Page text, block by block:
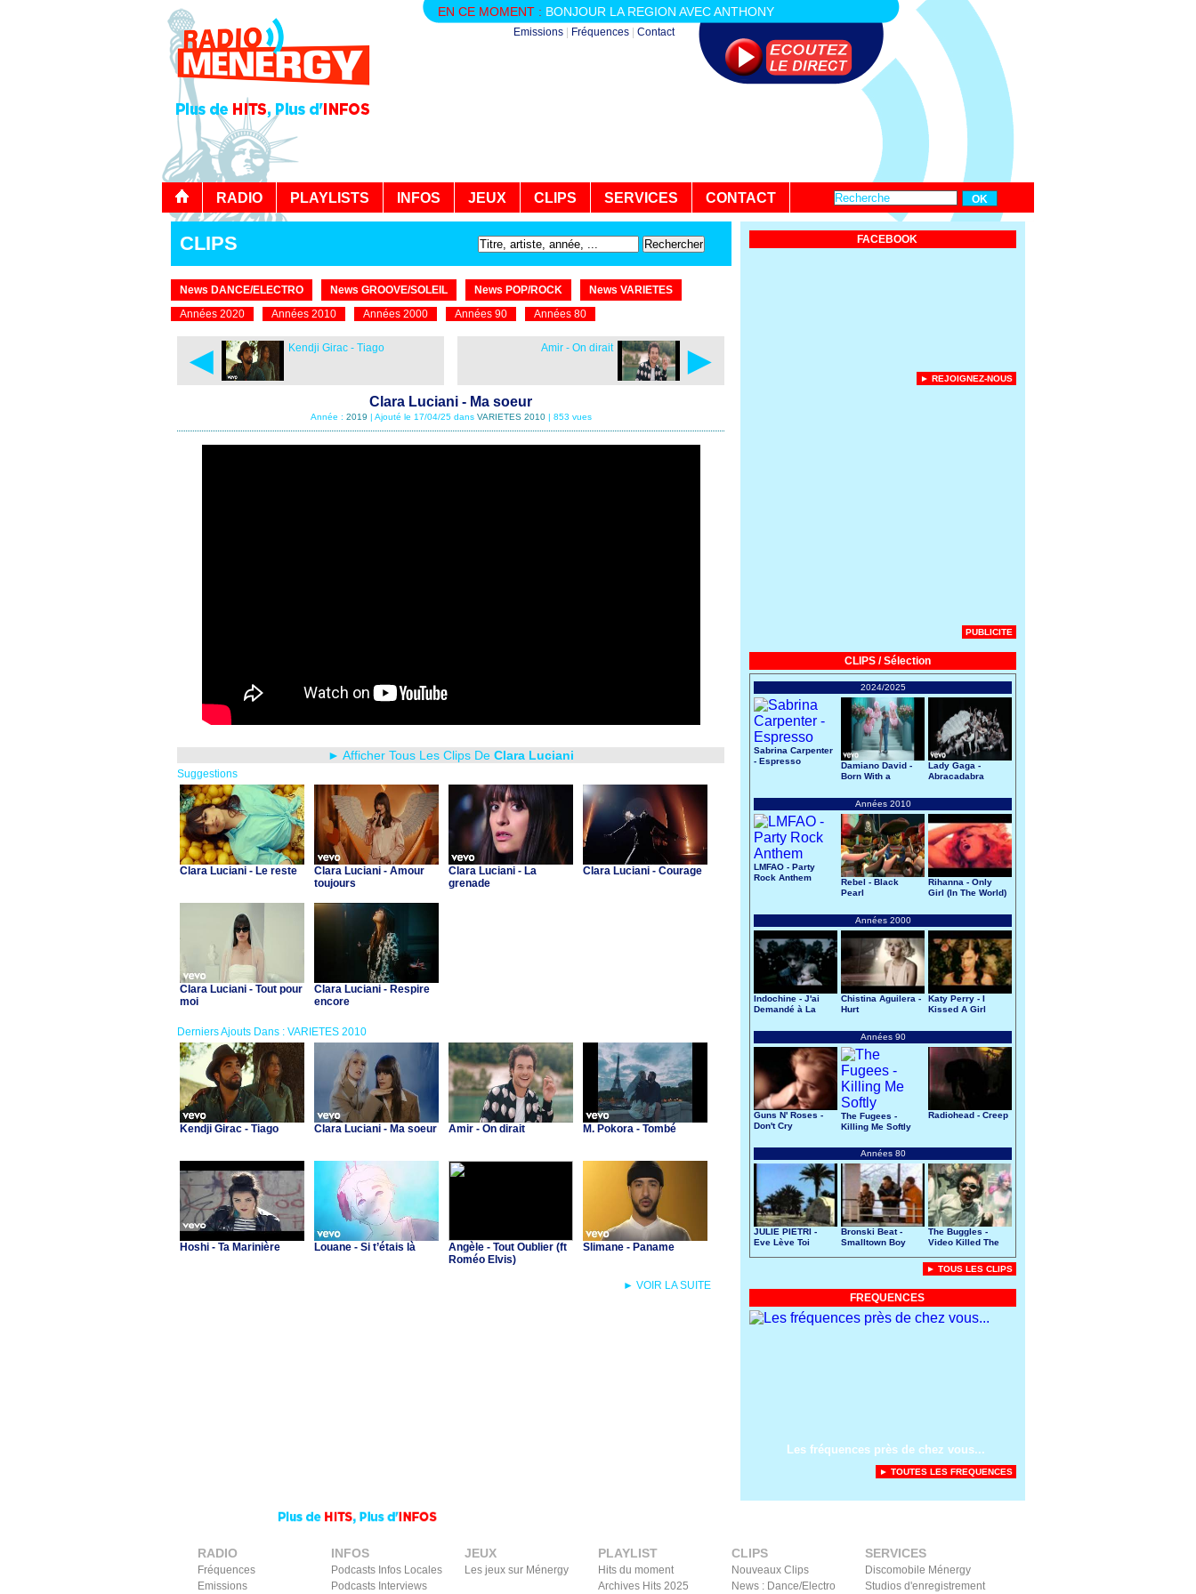
EN CE MOMENT : BONJOUR LA REGION AVEC ANTHONY
Emissions Fréquences Contact
RADIO PLAYLISTS INFOS JEUX CLIPS SERVICES CONTACT
CLIPS
News DANCE/ELECTRO News GROOVE/SOLEIL News POP/ROCK
News VARIETES
Années 2020
Années 2010 Années 2000 Années 90 Années 80
◄ Kendji Girac - Tiago ►
Amir - On dirait
Clara Luciani - Ma soeur
Année : 2019 | Ajouté le 17/04/25 dans VARIETES 2010| 853 vues
► Afficher Tous Les Clips De Clara Luciani
Suggestions
Clara Luciani - Le reste
Clara Luciani - Amour
toujours
Clara Luciani - La
grenade
Clara Luciani - Courage
Clara Luciani - Tout pour
moi
Clara Luciani - Respire
encore
Derniers Ajouts Dans : VARIETES 2010
Kendji Girac - Tiago Clara Luciani - Ma soeur Amir - On dirait M. Pokora - Tombé
Hoshi - Ta Marinière Louane - Si t’étais là
Angèle - Tout Oublier (ft
Roméo Elvis)
Slimane - Paname
► VOIR LA SUITE
FACEBOOK
► REJOIGNEZ-NOUS
PUBLICITE
CLIPS / Sélection
2024/2025
Sabrina Carpenter
- Espresso
Damiano David -
Born With a
Lady Gaga -
Abracadabra
Années 2010
LMFAO - Party
Rock Anthem
Rebel - Black
Pearl
Rihanna - Only
Girl (In The World)
Années 2000
Indochine - J'ai
Demandé à La
Chistina Aguilera -
Hurt
Katy Perry - I
Kissed A Girl
Années 90
Guns N' Roses -
Don't Cry
The Fugees -
Killing Me Softly
Radiohead - Creep
Années 80
JULIE PIETRI -
Eve Lève Toi
Bronski Beat -
Smalltown Boy
The Buggles -
Video Killed The
► TOUS LES CLIPS
FREQUENCES
Les fréquences près de chez vous...
► TOUTES LES FREQUENCES
RADIO
Fréquences
Emissions
INFOS
Podcasts Infos Locales
Podcasts Interviews
JEUX
Les jeux sur Ménergy
PLAYLIST
Hits du moment
Archives Hits 2025
CLIPS
Nouveaux Clips
News : Dance/Electro
SERVICES
Discomobile Ménergy
Studios d'enregistrement